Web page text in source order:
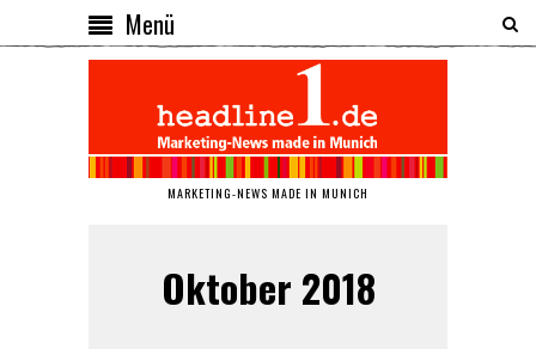
Menü
MARKETING-NEWS MADE IN MUNICH
Oktober 2018